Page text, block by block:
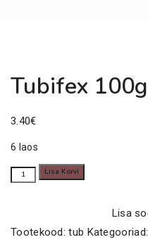
Tubifex 100g
3.40€
6 laos
TubifexLisa Korvi
Lisa
Tootekood:tub